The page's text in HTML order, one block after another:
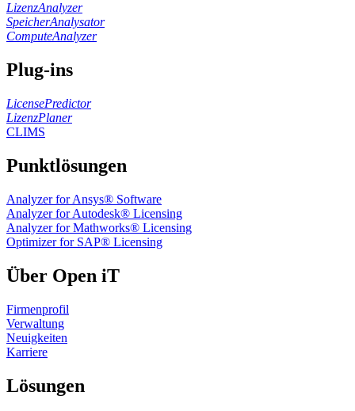
LizenzAnalyzer
SpeicherAnalysator
ComputeAnalyzer
Plug-ins
LicensePredictor
LizenzPlaner
CLIMS
Punktlösungen
Analyzer for Ansys® Software
Analyzer for Autodesk® Licensing
Analyzer for Mathworks® Licensing
Optimizer for SAP® Licensing
Über Open iT
Firmenprofil
Verwaltung
Neuigkeiten
Karriere
Lösungen